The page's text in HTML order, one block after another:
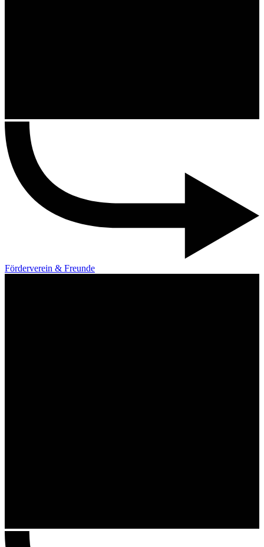
Förderverein & Freunde